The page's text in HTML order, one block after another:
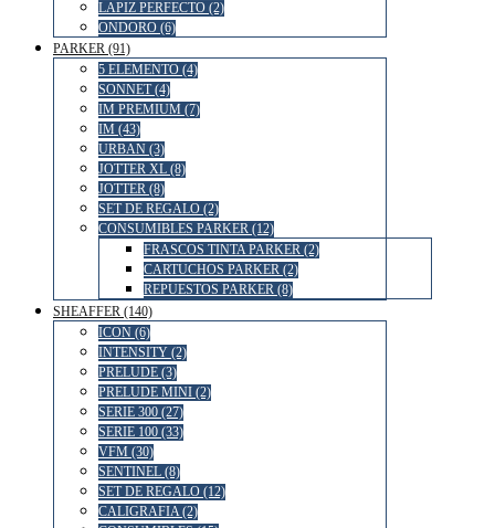
LAPIZ PERFECTO (2)
ONDORO (6)
PARKER (91)
5 ELEMENTO (4)
SONNET (4)
IM PREMIUM (7)
IM (43)
URBAN (3)
JOTTER XL (8)
JOTTER (8)
SET DE REGALO (2)
CONSUMIBLES PARKER (12)
FRASCOS TINTA PARKER (2)
CARTUCHOS PARKER (2)
REPUESTOS PARKER (8)
SHEAFFER (140)
ICON (6)
INTENSITY (2)
PRELUDE (3)
PRELUDE MINI (2)
SERIE 300 (27)
SERIE 100 (33)
VFM (30)
SENTINEL (8)
SET DE REGALO (12)
CALIGRAFIA (2)